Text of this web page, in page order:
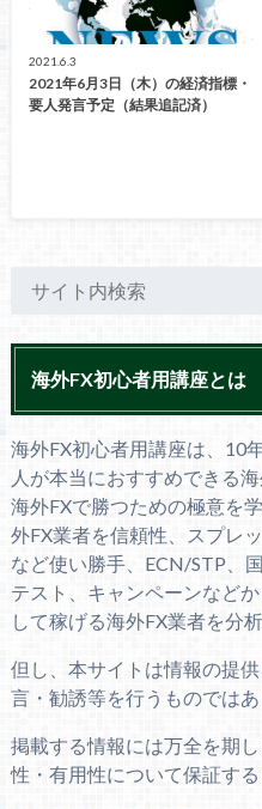
2021.6.3
2021年6月3日（木）の経済指標・
要人発言予定（結果追記済）
海外FX初心者用講座とは
海外FX初心者用講座は、10
人が本当におすすめできる
海外FXで勝つための極意を
外FX業者を信頼性、スプレ
など使い勝手、ECN/STP、
テスト、キャンペーンなど
して稼げる海外FX業者を分
但し、本サイトは情報の提
言・勧誘等を行うものではあ
掲載する情報には万全を期
性・有用性について保証する